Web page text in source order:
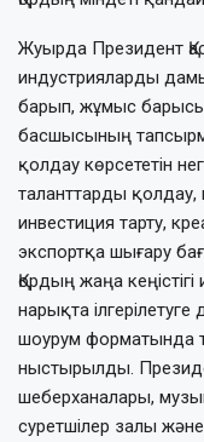
Жуырда Президент
индустрияларды
барып, жұмыс
басшысының
қолдау көрсететін
талант­тар­ды
инвестиция тарту,
экспортқа шығару
Қордың жаңа
нарықта
шоурум форматында
н­ыс­тырылды.
шеберханалары,
суретшілер залы